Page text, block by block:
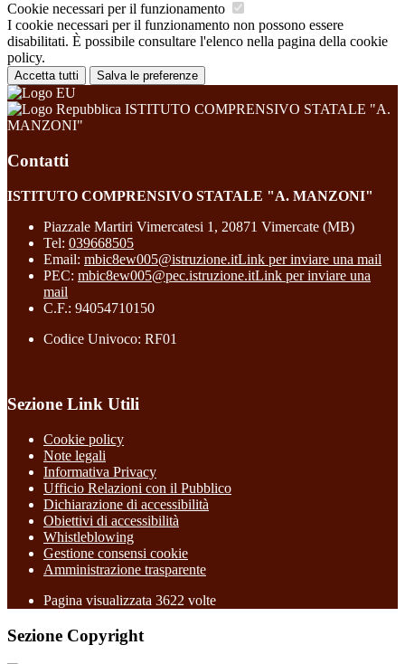
Cookie necessari per il funzionamento
I cookie necessari per il funzionamento non possono essere
disabilitati. È possibile consultare l'elenco nella pagina della cookie
policy.
Accetta tutti Salva le preferenze
ISTITUTO COMPRENSIVO STATALE "A.
MANZONI"
Contatti
ISTITUTO COMPRENSIVO STATALE "A. MANZONI"
Piazzale Martiri Vimercatesi 1, 20871 Vimercate (MB)
Tel: 039668505
Email: mbic8ew005@istruzione.itLink per inviare una mail
PEC: mbic8ew005@pec.istruzione.itLink per inviare una
mail
C.F.: 94054710150
Codice Univoco: RF01
Sezione Link Utili
Cookie policy
Note legali
Informativa Privacy
Ufficio Relazioni con il Pubblico
Dichiarazione di accessibilità
Obiettivi di accessibilità
Whistleblowing
Gestione consensi cookie
Amministrazione trasparente
Pagina visualizzata 3622 volte
Sezione Copyright